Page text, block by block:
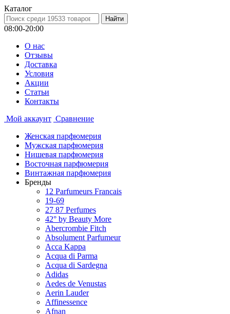
Каталог
08:00-20:00
О нас
Отзывы
Доставка
Условия
Aкции
Статьи
Контакты
Мой аккаунт Сравнение
Женская парфюмерия
Мужская парфюмерия
Нишевая парфюмерия
Восточная парфюмерия
Винтажная парфюмерия
Бренды
12 Parfumeurs Francais
19-69
27 87 Perfumes
42° by Beauty More
Abercrombie Fitch
Absolument Parfumeur
Acca Kappa
Acqua di Parma
Acqua di Sardegna
Adidas
Aedes de Venustas
Aerin Lauder
Affinessence
Afnan